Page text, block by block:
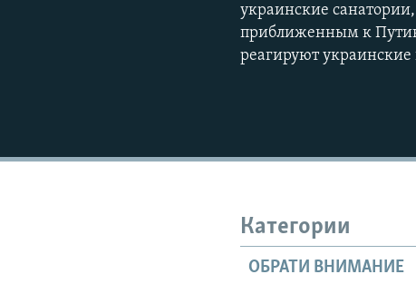
украинские
приближенным к
реагируют
Категории
ОБРАТИ ВНИМАНИЕ